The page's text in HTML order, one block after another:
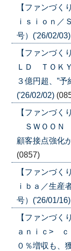
【ファンづ
ｉｓｉｏｎ／
号）('26/02/03)
【ファンづ
ＬＤ ＴＯＫ
３億円超、”予
('26/02/02)
【ファンづ
ＳＷＯＯＮ
顧客接点強化
(0857)
【ファンづ
ｉｂａ／生産
号）('26/01/16)
【ファンづ
ａｎｉｃ> ｃ
０％増収も、